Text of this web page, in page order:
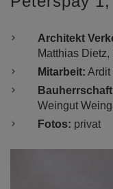
Architekt
Matthias Dietz,
Mitarbeit: Ardit
Weingut
Fotos: privat